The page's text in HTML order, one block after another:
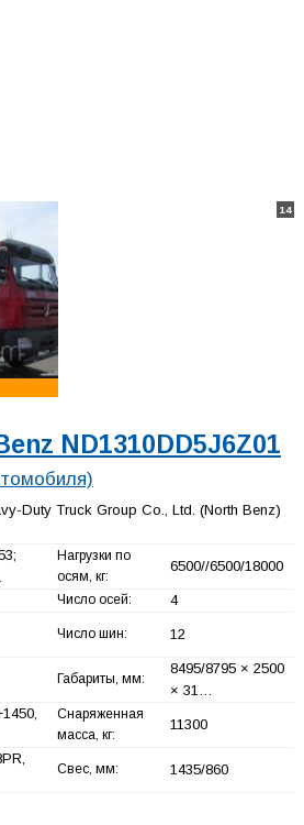
14
ND1310DD5J6Z01
Duty Truck Group Co., Ltd. (North Benz)
Нагрузки по
осям, кг:
6500//6500/18000
Число осей: 4
Число шин: 12
Габариты, мм:
8495/8795 × 2500
× 31…
1450,
Снаряженная
масса, кг:
11300
Свес, мм: 1435/860